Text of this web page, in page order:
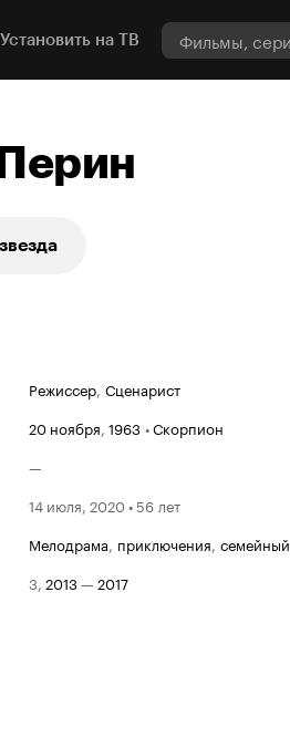
Установить на ТВ
Режиссер, Сценарист
20 ноября, 1963 •Скорпион
—
14 июля, 2020 • 56 лет
мелодрама, приключения, семейный
3, 2013— 2017